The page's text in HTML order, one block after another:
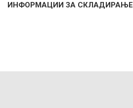
ИНФОРМАЦИИ ЗА СКЛАДИРАЊЕ